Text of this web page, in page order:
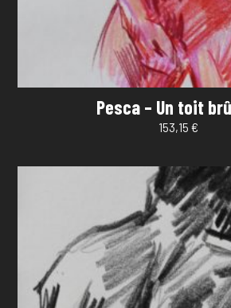
Pesca – Un toit
153,15 €